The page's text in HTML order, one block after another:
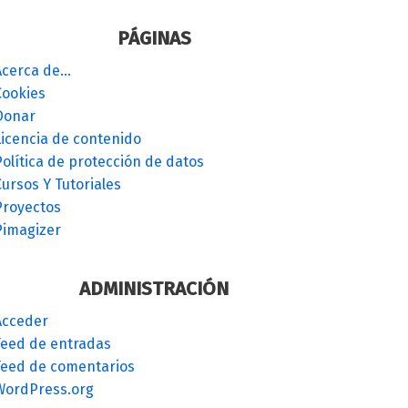
PÁGINAS
de…
de contenido
de protección de datos
Y Tutoriales
ADMINISTRACIÓN
de entradas
de comentarios